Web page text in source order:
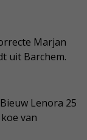
Marjan
uit Barchem.
Lenora 25
van